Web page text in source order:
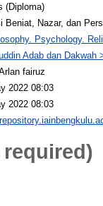
(Diploma)
Beniat, Nazar, dan
Psychology.
Adab dan
fairuz
2022 08:03
2022 08:03